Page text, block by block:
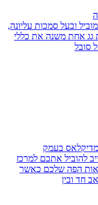
ובעל סמכות עליונה,
גג אחת משנה את כללי
סובל
בעמק
להוביל אתכם למרכז
הפה שלכם כאשר
חד ובין